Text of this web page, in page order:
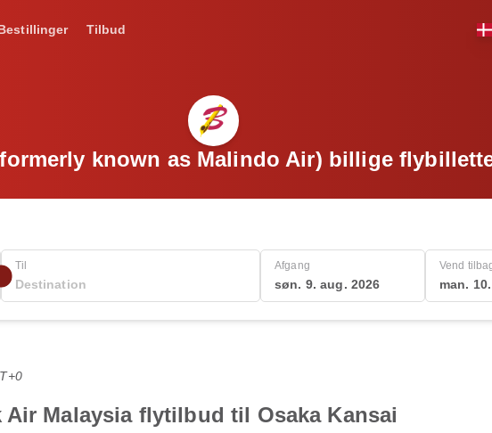
Tilbud
known as Malindo Air) billige
Til Afgang
søn. 9. aug. 2026
Vend
man.
Malaysia flytilbud til Osaka Kansai